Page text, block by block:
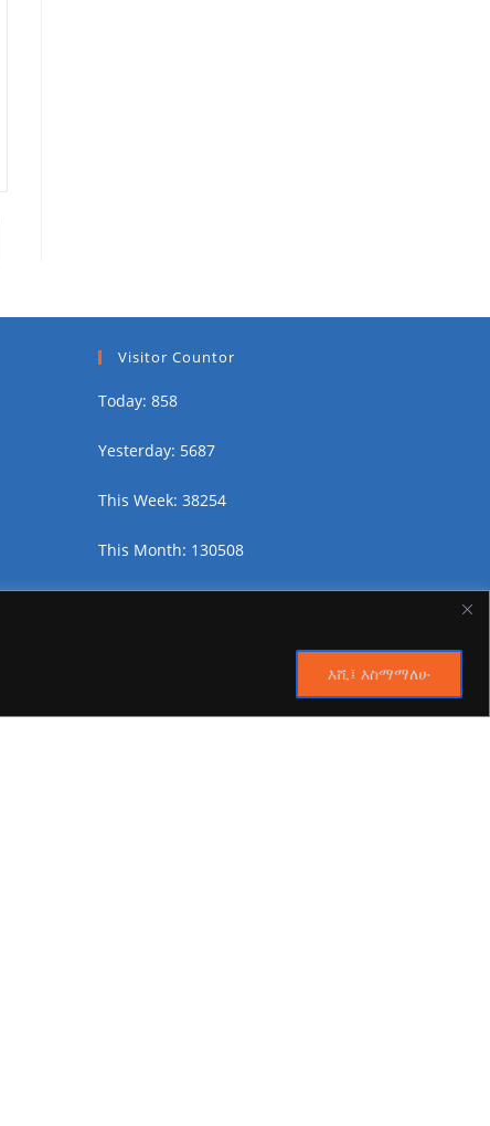
እሺ፤ እስማማለሁ
Visitor Countor
Today: 858
Yesterday: 5687
This Week: 38254
This Month: 130508